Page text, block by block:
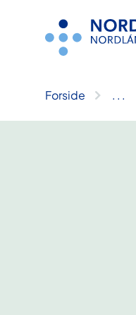
Forside .. .